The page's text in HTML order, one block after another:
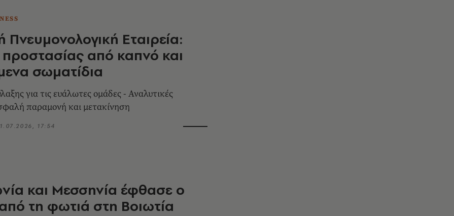
Πνευμονολογική Εταιρεία:
προστασίας από καπνό και
σωματίδια
για τις ευάλωτες ομάδες - Αναλυτικές
παραμονή και μετακίνηση
17:54
και Μεσσηνία έφθασε ο
τη φωτιά στη Βοιωτία